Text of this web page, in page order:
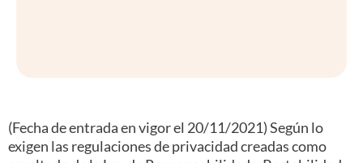
(Fecha de entrada en vigor el 20/11/2021) Según lo
exigen las regulaciones de privacidad creadas como